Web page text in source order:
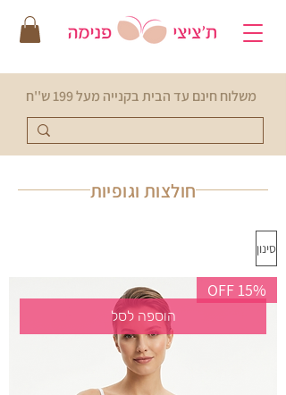
משלוח חינם עד הבית בקנייה מעל 199 ש''ח
חולצות וגופיות
סינון
הוספה לסל
15% OFF